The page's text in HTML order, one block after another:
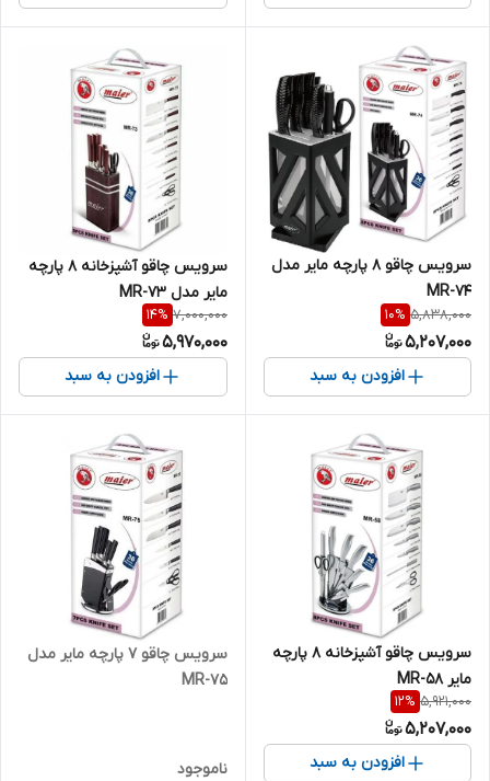
سرویس چاقو 8 پارچه مایر مدل
MR-74
5,838,000
10%
5,207,000
افزودن به سبد
سرویس چاقو آشپزخانه 8 پارچه
مایر مدل MR-73
7,000,000
14%
5,970,000
افزودن به سبد
سرویس چاقو آشپزخانه 8 پارچه
مایر MR-58
5,921,000
12%
5,207,000
افزودن به سبد
سرویس چاقو ۷ پارچه مایر مدل
MR-75
ناموجود